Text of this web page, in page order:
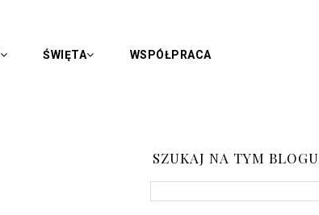
ŚWIĘTA WSPÓŁPRACA
SZUKAJ NA TYM BLOGU